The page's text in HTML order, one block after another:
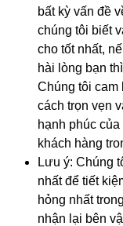
bất kỳ vấn đề
chúng tôi biết
cho tốt nhất,
hài lòng bạn
Chúng tôi cam
cách trọn vẹn
hạnh phúc
khách hàng
Lưu ý: Chúng
nhất để tiết
hỏng nhất
nhận lại bên